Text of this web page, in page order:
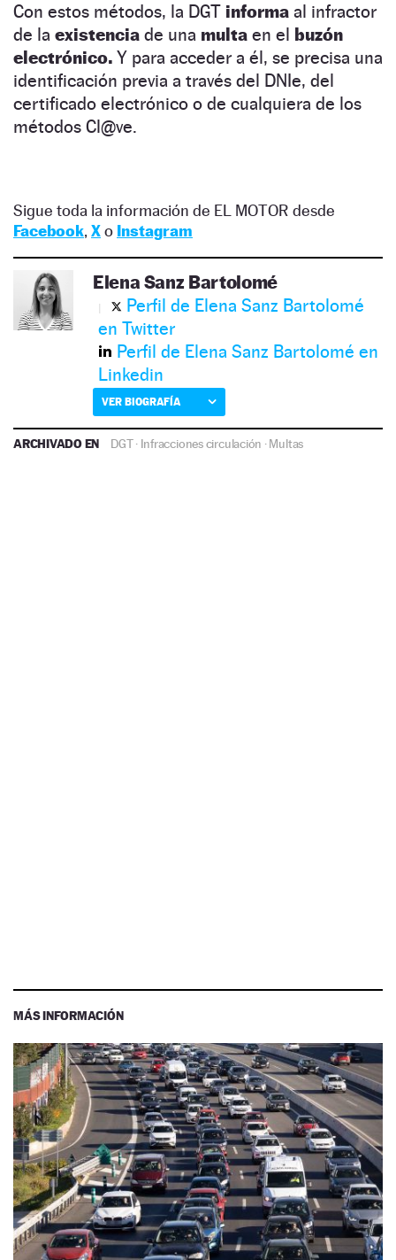
Con estos métodos, la DGT informa al infractor
de la existencia de una multa en el buzón
electrónico. Y para acceder a él, se precisa una
identificación previa a través del DNIe, del
certificado electrónico o de cualquiera de los
métodos Cl@ve.
Sigue toda la información de EL MOTOR desde
Facebook, Xo Instagram
Elena Sanz Bartolomé
Perfil de Elena Sanz Bartolomé
en Twitter
Perfil de Elena Sanz Bartolomé en
Linkedin
VER BIOGRAFÍA
ARCHIVADO EN DGT· Infracciones circulación ·Multas
MÁS INFORMACIÓN